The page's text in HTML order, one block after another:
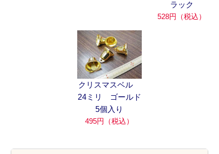
ラック
528円（税込）
クリスマスベル
24ミリ ゴールド
5個入り
495円（税込）